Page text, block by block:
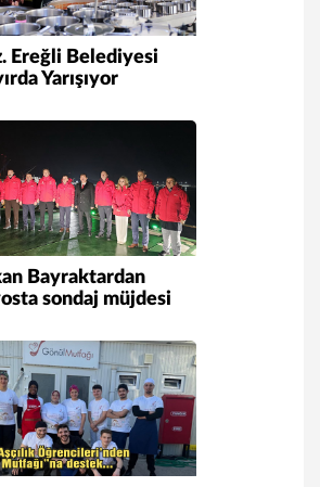
Ereğli Belediyesi
Yarışıyor
Bayraktardan
sondaj müjdesi